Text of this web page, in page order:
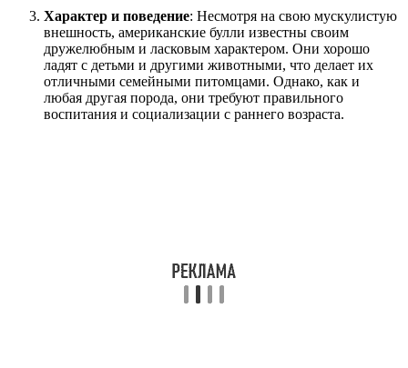
Характер и поведение: Несмотря на свою мускулистую
внешность, американские булли известны своим
дружелюбным и ласковым характером. Они хорошо
ладят с детьми и другими животными, что делает их
отличными семейными питомцами. Однако, как и
любая другая порода, они требуют правильного
воспитания и социализации с раннего возраста.